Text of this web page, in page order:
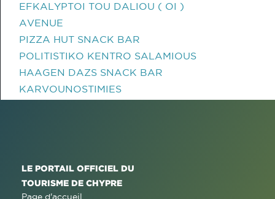
EFKALYPTOI TOU DALIOU ( OI )
AVENUE
PIZZA HUT SNACK BAR
POLITISTIKO KENTRO SALAMIOUS
HAAGEN DAZS SNACK BAR
KARVOUNOSTIMIES
LE PORTAIL OFFICIEL DU
TOURISME DE CHYPRE
Page d'accueil